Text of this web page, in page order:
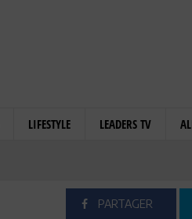
LIFESTYLE LEADERS TV
PARTAGER